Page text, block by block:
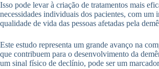
Isso pode levar à criação de tratamentos mais
necessidades individuais dos pacientes, com um
qualidade de vida das pessoas afetadas pela
Este estudo representa um grande avanço na
que contribuem para o desenvolvimento da
um sinal físico de declínio, pode ser um